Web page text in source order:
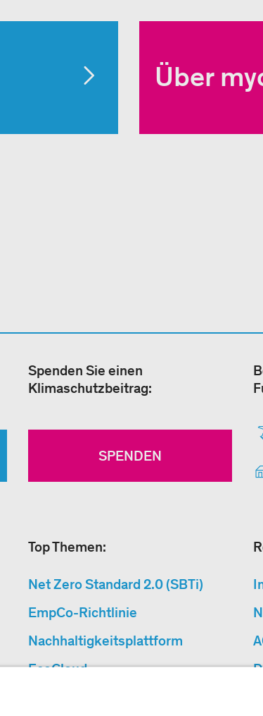
Über
Spenden Sie einen
Klimaschutzbeitrag:
SPENDEN
Top Themen:
Net Zero Standard 2.0 (SBTi)
EmpCo-Richtlinie
Nachhaltigkeitsplattform
EcoCloud